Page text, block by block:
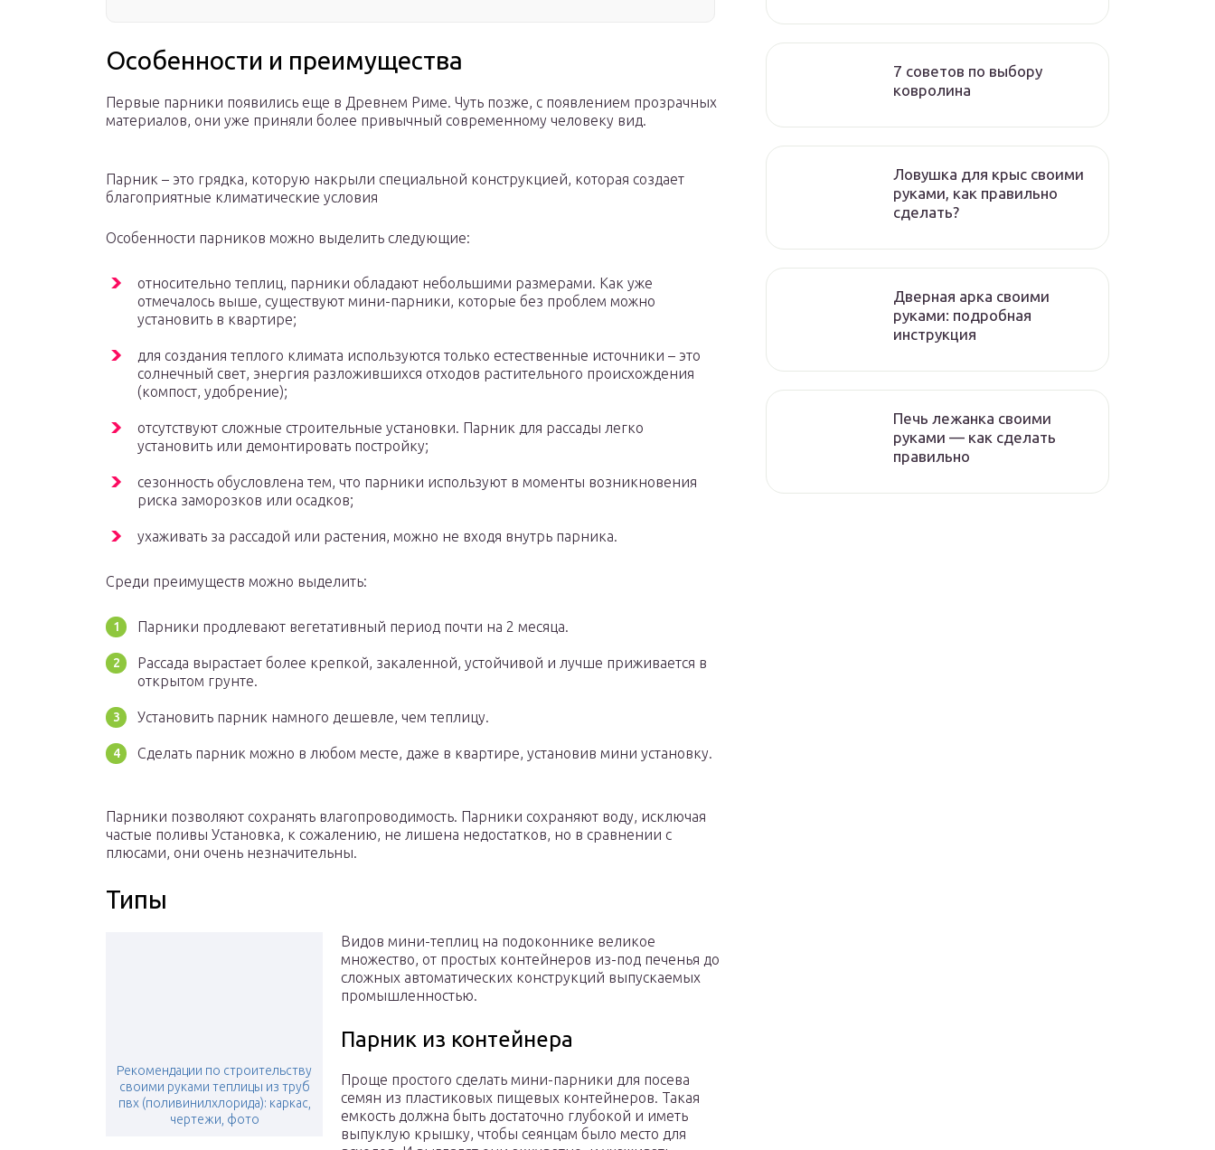
Особенности и преимущества
Первые парники появились еще в Древнем Риме. Чуть позже, с появлением прозрачных
материалов, они уже приняли более привычный современному человеку вид.
Парник – это грядка, которую накрыли специальной конструкцией, которая создает
благоприятные климатические условия
Особенности парников можно выделить следующие:
относительно теплиц, парники обладают небольшими размерами. Как уже
отмечалось выше, существуют мини-парники, которые без проблем можно
установить в квартире;
для создания теплого климата используются только естественные источники – это
солнечный свет, энергия разложившихся отходов растительного происхождения
(компост, удобрение);
отсутствуют сложные строительные установки. Парник для рассады легко
установить или демонтировать постройку;
сезонность обусловлена тем, что парники используют в моменты возникновения
риска заморозков или осадков;
ухаживать за рассадой или растения, можно не входя внутрь парника.
Среди преимуществ можно выделить:
Парники продлевают вегетативный период почти на 2 месяца.
Рассада вырастает более крепкой, закаленной, устойчивой и лучше приживается в
открытом грунте.
Установить парник намного дешевле, чем теплицу.
Сделать парник можно в любом месте, даже в квартире, установив мини установку.
Парники позволяют сохранять влагопроводимость. Парники сохраняют воду, исключая
частые поливы Установка, к сожалению, не лишена недостатков, но в сравнении с
плюсами, они очень незначительны.
Типы
Рекомендации по строительству
своими руками теплицы из труб
пвх (поливинилхлорида): каркас,
чертежи, фото
Видов мини-теплиц на подоконнике великое
множество, от простых контейнеров из-под печенья до
сложных автоматических конструкций выпускаемых
промышленностью.
Парник из контейнера
Проще простого сделать мини-парники для посева
семян из пластиковых пищевых контейнеров. Такая
емкость должна быть достаточно глубокой и иметь
выпуклую крышку, чтобы сеянцам было место для
7 советов по выбору
ковролина
Ловушка для крыс своими
руками, как правильно
сделать?
Дверная арка своими
руками: подробная
инструкция
Печь лежанка своими
руками — как сделать
правильно